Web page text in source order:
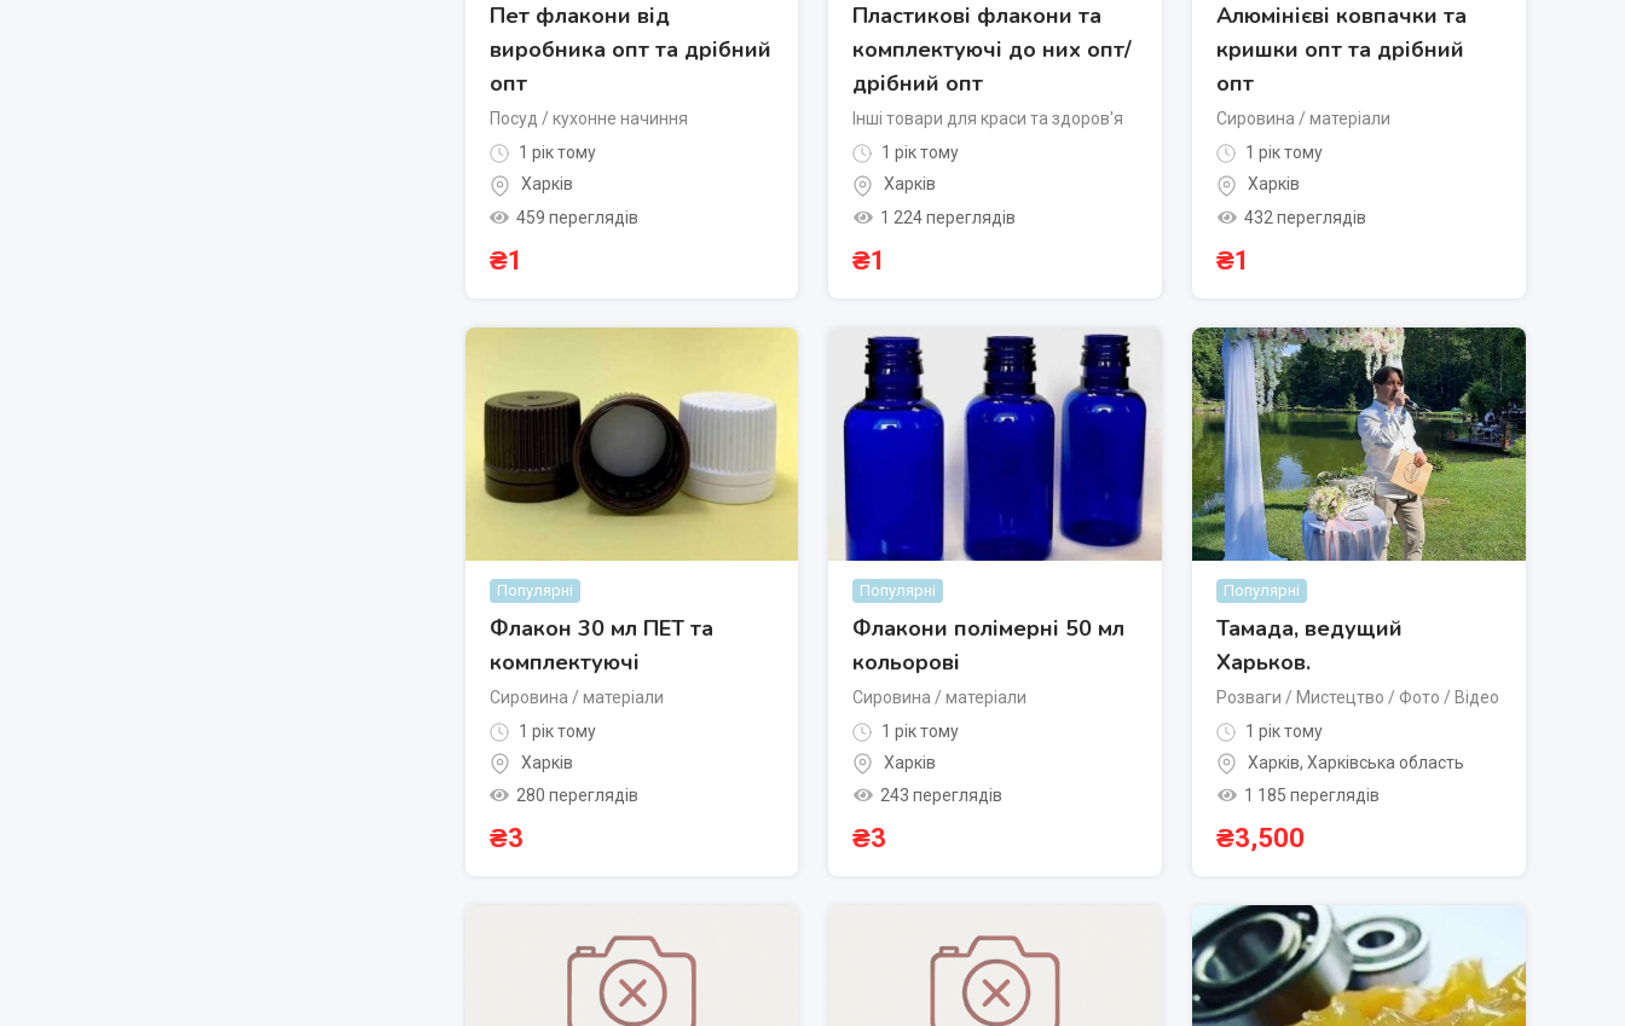
Пет флакони від
виробника опт та дрібний
опт
Посуд / кухонне начиння
1 рік тому
Харків
459 переглядів
₴1
Пластикові флакони та
комплектуючі до них опт/
дрібний опт
Інші товари для краси та здоров'я
1 рік тому
Харків
1 224 переглядів
₴1
Алюмінієві ковпачки та
кришки опт та дрібний
опт
Сировина / матеріали
1 рік тому
Харків
432 переглядів
₴1
Популярні
Флакон 30 мл ПЕТ та
комплектуючі
Сировина / матеріали
1 рік тому
Харків
280 переглядів
₴3
Популярні
Флакони полімерні 50 мл
кольорові
Сировина / матеріали
1 рік тому
Харків
243 переглядів
₴3
Популярні
Тамада, ведущий
Харьков.
Розваги / Мистецтво / Фото / Відео
1 рік тому
Харків, Харківська область
1 185 переглядів
₴3,500